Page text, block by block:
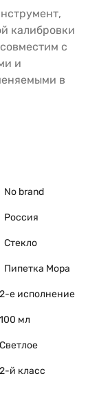
калибровки
с
и
в
No brand
Россия
Стекло
Пипетка Мора
2-е исполнение
100 мл
Светлое
2-й класс